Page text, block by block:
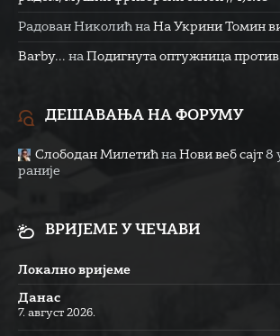
Радован Николић на На Укрини Томин
Barby... на Подигнута оптужница
ДЕШАВАЊА НА ФОРУМУ
Слободан Милетић на Нови веб сајт 8
раније
ВРИЈЕМЕ У ЧЕЧАВИ
Локално вријеме
Данас
7. август 2026.